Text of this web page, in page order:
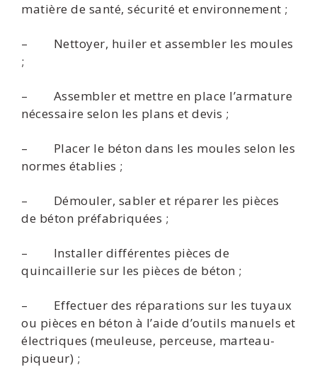
matière de santé, sécurité et environnement ;
– Nettoyer, huiler et assembler les moules
;
– Assembler et mettre en place l’armature
nécessaire selon les plans et devis ;
– Placer le béton dans les moules selon les
normes établies ;
– Démouler, sabler et réparer les pièces
de béton préfabriquées ;
– Installer différentes pièces de
quincaillerie sur les pièces de béton ;
– Effectuer des réparations sur les tuyaux
ou pièces en béton à l’aide d’outils manuels et
électriques (meuleuse, perceuse, marteau-
piqueur) ;